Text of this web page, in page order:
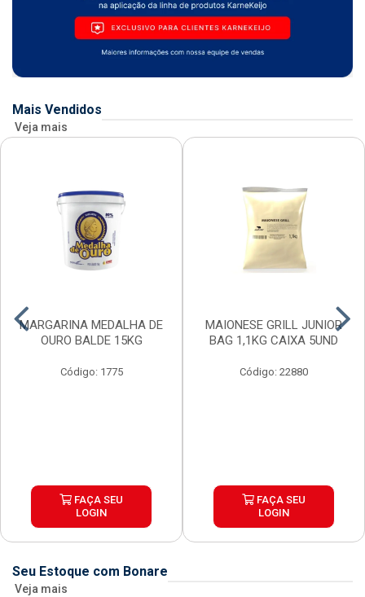
Mais Vendidos
Veja mais
MARGARINA MEDALHA DE
OURO BALDE 15KG
Código: 1775
FAÇA SEU
LOGIN
MAIONESE GRILL JUNIOR
BAG 1,1KG CAIXA 5UND
Código: 22880
FAÇA SEU
LOGIN
Seu Estoque com Bonare
Veja mais